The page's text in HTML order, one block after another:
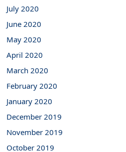
July 2020
June 2020
May 2020
April 2020
March 2020
February 2020
January 2020
December 2019
November 2019
October 2019